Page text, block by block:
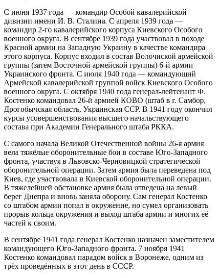
С июня 1937 года — командир Особой кавалерийской
дивизии имени И. В. Сталина. С апреля 1939 года —
командир 2-го кавалерийского корпуса Киевского Особого
военного округа. В сентябре 1939 года участвовал в походе
Красной армии на Западную Украину в качестве командира
этого корпуса. Корпус входил в состав Волочиской армейской
группы (затем Восточной армейской группы) 6-й армии
Украинского фронта. С июля 1940 года — командующий
Армейской кавалерийской группой войск Киевского Особого
военного округа. С октября 1940 года генерал-лейтенант Ф.
Костенко командовал 26-й армией КОВО (штаб в г. Самбор,
Дрогобычская область, Украинская ССР. В 1941 году окончил
курсы усовершенствования высшего начальствующего
состава при Академии Генерального штаба РККА.
С самого начала Великой Отечественной войны 26-я армия
вела тяжёлые оборонительные бои в составе Юго-Западного
фронта, участвуя в Львовско-Черновицкой стратегической
оборонительной операции. Затем армия была переведена под
Киев, где участвовала в Киевской оборонительной операции.
В тяжелейшей обстановке армия была отведена на левый
берег Днепра и вновь заняла оборону. Сам генерал Костенко
со штабом армии попал в окружение, но сумел организовать
прорыв кольца окружения и выход штаба армии и многих её
частей к своим.
В сентябре 1941 года генерал Костенко назначен заместителем
командующего Юго-Западного фронта. 7 ноября 1941
Костенко командовал парадом войск в Воронеже, одним из
трёх проведённых в этот день в СССР.